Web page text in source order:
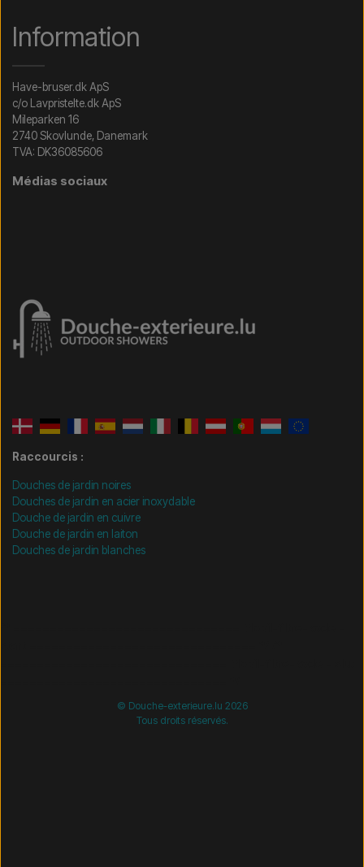
Information
Have-bruser.dk ApS
c/o Lavpristelte.dk ApS
Mileparken 16
2740 Skovlunde, Danemark
TVA: DK36085606
Médias sociaux
Raccourcis :
Douches de jardin noires
Douches de jardin en acier inoxydable
Douche de jardin en cuivre
Douche de jardin en laiton
Douches de jardin blanches
© Douche-exterieure.lu 2026
Tous droits réservés.